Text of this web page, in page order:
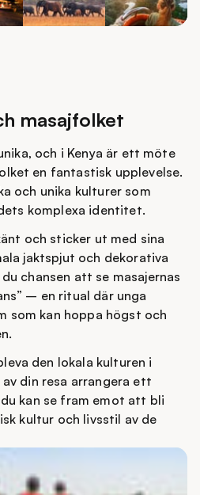
masajfolket
och i Kenya är ett möte
en fantastisk upplevelse.
och unika kulturer som
komplexa identitet.
och sticker ut med sina
jaktspjut och dekorativa
chansen att se masajernas
– en ritual där unga
som kan hoppa högst och
den lokala kulturen i
av din resa arrangera ett
kan se fram emot att bli
kultur och livsstil av de